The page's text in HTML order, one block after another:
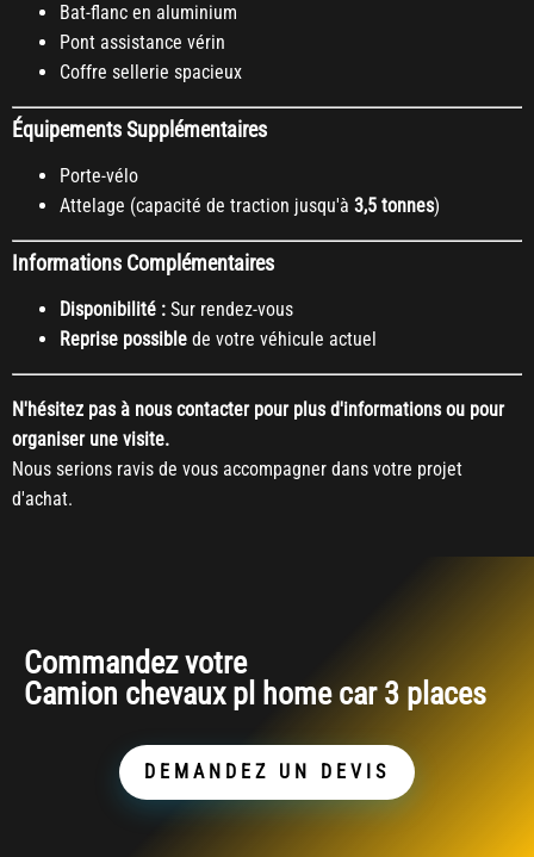
Bat-flanc en aluminium
Pont assistance vérin
Coffre sellerie spacieux
Équipements Supplémentaires
Porte-vélo
Attelage (capacité de traction jusqu'à 3,5 tonnes)
Informations Complémentaires
Disponibilité : Sur rendez-vous
Reprise possible de votre véhicule actuel
N'hésitez pas à nous contacter pour plus d'informations ou pour
organiser une visite.
Nous serions ravis de vous accompagner dans votre projet
d'achat.
Commandez votre
Camion chevaux pl home car 3 places
DEMANDEZ UN DEVIS